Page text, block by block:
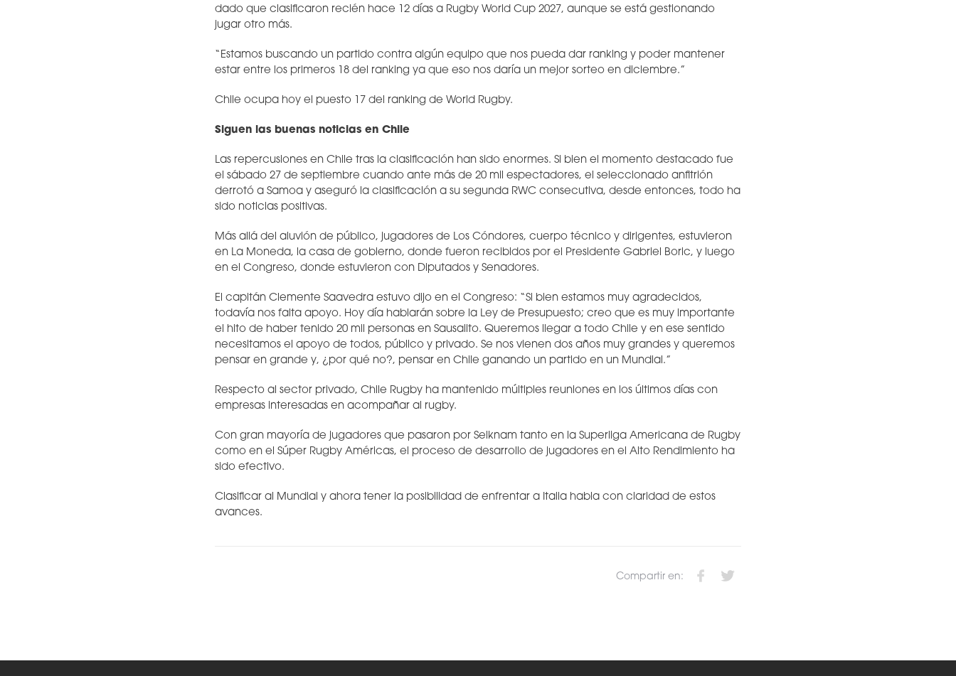
dado que clasificaron recién hace 12 días a Rugby World Cup 2027, aunque se está gestionando
jugar otro más.
“Estamos buscando un partido contra algún equipo que nos pueda dar ranking y poder mantener
estar entre los primeros 18 del ranking ya que eso nos daría un mejor sorteo en diciembre.”
Chile ocupa hoy el puesto 17 del ranking de World Rugby.
Siguen las buenas noticias en Chile
Las repercusiones en Chile tras la clasificación han sido enormes. Si bien el momento destacado fue
el sábado 27 de septiembre cuando ante más de 20 mil espectadores, el seleccionado anfitrión
derrotó a Samoa y aseguró la clasificación a su segunda RWC consecutiva, desde entonces, todo ha
sido noticias positivas.
Más allá del aluvión de público, jugadores de Los Cóndores, cuerpo técnico y dirigentes, estuvieron
en La Moneda, la casa de gobierno, donde fueron recibidos por el Presidente Gabriel Boric, y luego
en el Congreso, donde estuvieron con Diputados y Senadores.
El capitán Clemente Saavedra estuvo dijo en el Congreso: “Si bien estamos muy agradecidos,
todavía nos falta apoyo. Hoy día hablarán sobre la Ley de Presupuesto; creo que es muy importante
el hito de haber tenido 20 mil personas en Sausalito. Queremos llegar a todo Chile y en ese sentido
necesitamos el apoyo de todos, público y privado. Se nos vienen dos años muy grandes y queremos
pensar en grande y, ¿por qué no?, pensar en Chile ganando un partido en un Mundial.”
Respecto al sector privado, Chile Rugby ha mantenido múltiples reuniones en los últimos días con
empresas interesadas en acompañar al rugby.
Con gran mayoría de jugadores que pasaron por Selknam tanto en la Superliga Americana de Rugby
como en el Súper Rugby Américas, el proceso de desarrollo de jugadores en el Alto Rendimiento ha
sido efectivo.
Clasificar al Mundial y ahora tener la posibilidad de enfrentar a Italia habla con claridad de estos
avances.
Compartir en: